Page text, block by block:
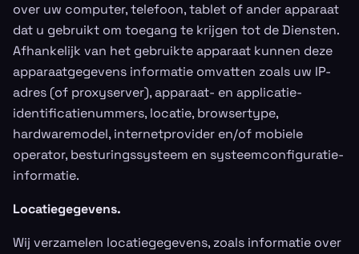
over uw computer, telefoon, tablet of ander apparaat
dat u gebruikt om toegang te krijgen tot de Diensten.
Afhankelijk van het gebruikte apparaat kunnen deze
apparaatgegevens informatie omvatten zoals uw IP-
adres (of proxyserver), apparaat- en applicatie-
identificatienummers, locatie, browsertype,
hardwaremodel, internetprovider en/of mobiele
operator, besturingssysteem en systeemconfiguratie-
informatie.
Locatiegegevens.
Wij verzamelen locatiegegevens, zoals informatie over